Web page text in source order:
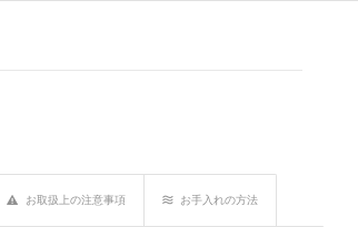
お取扱上の注意事項 お手入れの方法